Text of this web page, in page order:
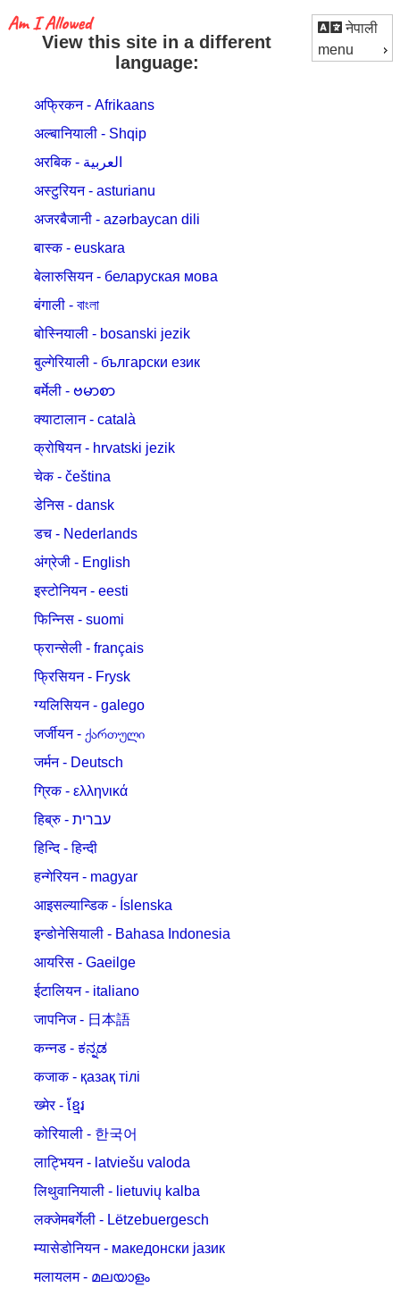
नेपाली
menu
View this site in a different
language:
अफ्रिकन - Afrikaans
अल्बानियाली - Shqip
अरबिक - العربية
अस्टुरियन - asturianu
अजरबैजानी - azərbaycan dili
बास्क - euskara
बेलारुसियन - беларуская мова
बंगाली - বাংলা
बोस्नियाली - bosanski jezik
बुल्गेरियाली - български език
बर्मेली - ဗမာစာ
क्याटालान - català
क्रोषियन - hrvatski jezik
चेक - čeština
डेनिस - dansk
डच - Nederlands
अंग्रेजी - English
इस्टोनियन - eesti
फिन्निस - suomi
फ्रान्सेली - français
फ्रिसियन - Frysk
ग्यलिसियन - galego
जर्जीयन - ქართული
जर्मन - Deutsch
ग्रिक - ελληνικά
हिब्रु - עברית
हिन्दि - हिन्दी
हन्गेरियन - magyar
आइसल्यान्डिक - Íslenska
इन्डोनेसियाली - Bahasa Indonesia
आयरिस - Gaeilge
ईटालियन - italiano
जापनिज - 日本語
कन्नड - ಕನ್ನಡ
कजाक - қазақ тілі
ख्मेर - ខ្មែរ
कोरियाली - 한국어
लाट्भियन - latviešu valoda
लिथुवानियाली - lietuvių kalba
लक्जेमबर्गेली - Lëtzebuergesch
म्यासेडोनियन - македонски јазик
मलायलम - മലയാളം